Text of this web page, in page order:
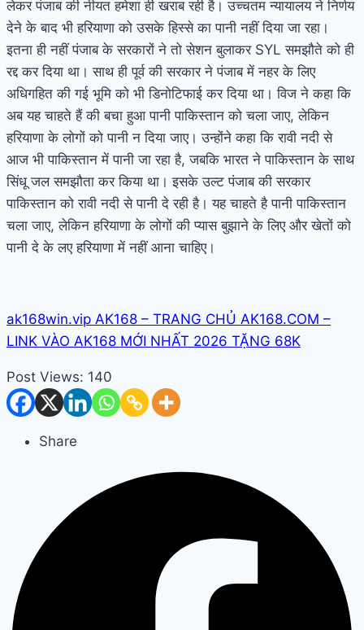
लेकर पंजाब की नीयत हमेशा ही खराब रही है। उच्चतम न्यायालय ने निर्णय
देने के बाद भी हरियाणा को उसके हिस्से का पानी नहीं दिया जा रहा।
इतना ही नहीं पंजाब के सरकारों ने तो सेशन बुलाकर SYL समझौते को ही
रद्द कर दिया था। साथ ही पूर्व की सरकार ने पंजाब में नहर के लिए
अधिगहित की गई भूमि को भी डिनोटिफाई कर दिया था। विज ने कहा कि
अब यह चाहते हैं की बचा हुआ पानी पाकिस्तान को चला जाए, लेकिन
हरियाणा के लोगों को पानी न दिया जाए। उन्होंने कहा कि रावी नदी से
आज भी पाकिस्तान में पानी जा रहा है, जबकि भारत ने पाकिस्तान के साथ
सिंधू जल समझौता कर किया था। इसके उल्ट पंजाब की सरकार
पाकिस्तान को रावी नदी से पानी दे रही है। यह चाहते है पानी पाकिस्तान
चला जाए, लेकिन हरियाणा के लोगों की प्यास बुझाने के लिए और खेतों को
पानी दे के लए हरियाणा में नहीं आना चाहिए।
ak168win.vip AK168 – TRANG CHỦ AK168.COM –
LINK VÀO AK168 MỚI NHẤT 2026 TẶNG 68K
Post Views: 140
Share